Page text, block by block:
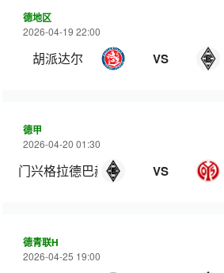
德地区
2026-04-19 22:00
胡派达尔 VS
德甲
2026-04-20 01:30
门兴格拉德巴赫 VS
德青联H
2026-04-25 19:00